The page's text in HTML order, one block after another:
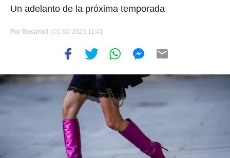
Un adelanto de la próxima temporada
Por Rosario3 | 01-02-2023 11:41